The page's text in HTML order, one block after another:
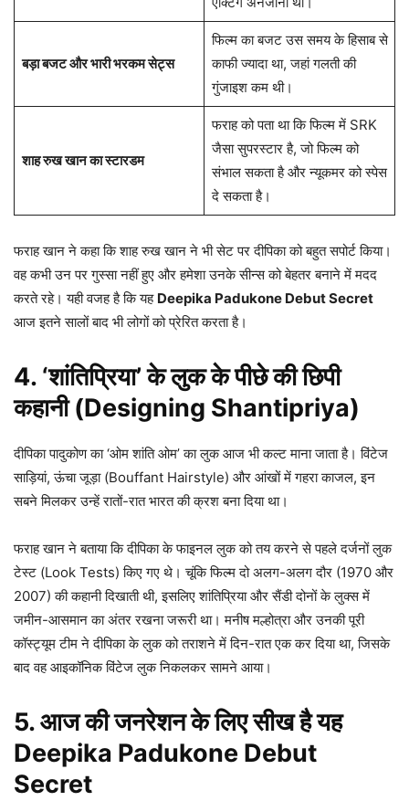
बड़ा बजट और भारी भरकम सेट्स
फिल्म का बजट उस समय के हिसाब से
काफी ज्यादा था, जहां गलती की
गुंजाइश कम थी।
शाह रुख खान का स्टारडम
फराह को पता था कि फिल्म में SRK
जैसा सुपरस्टार है, जो फिल्म को
संभाल सकता है और न्यूकमर को स्पेस
दे सकता है।
फराह खान ने कहा कि शाह रुख खान ने भी सेट पर दीपिका को बहुत सपोर्ट किया।
वह कभी उन पर गुस्सा नहीं हुए और हमेशा उनके सीन्स को बेहतर बनाने में मदद
करते रहे। यही वजह है कि यह Deepika Padukone Debut Secret
आज इतने सालों बाद भी लोगों को प्रेरित करता है।
4. ‘शांतिप्रिया’ के लुक के पीछे की छिपी
कहानी (Designing Shantipriya)
दीपिका पादुकोण का ‘ओम शांति ओम’ का लुक आज भी कल्ट माना जाता है। विंटेज
साड़ियां, ऊंचा जूड़ा (Bouffant Hairstyle) और आंखों में गहरा काजल, इन
सबने मिलकर उन्हें रातों-रात भारत की क्रश बना दिया था।
फराह खान ने बताया कि दीपिका के फाइनल लुक को तय करने से पहले दर्जनों लुक
टेस्ट (Look Tests) किए गए थे। चूंकि फिल्म दो अलग-अलग दौर (1970 और
2007) की कहानी दिखाती थी, इसलिए शांतिप्रिया और सैंडी दोनों के लुक्स में
जमीन-आसमान का अंतर रखना जरूरी था। मनीष मल्होत्रा और उनकी पूरी
कॉस्ट्यूम टीम ने दीपिका के लुक को तराशने में दिन-रात एक कर दिया था, जिसके
बाद वह आइकॉनिक विंटेज लुक निकलकर सामने आया।
5. आज की जनरेशन के लिए सीख है यह
Deepika Padukone Debut
Secret